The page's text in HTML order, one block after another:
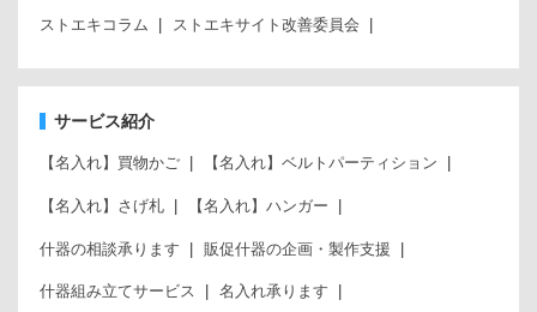
ストエキコラム ストエキサイト改善委員会
サービス紹介
【名入れ】買物かご 【名入れ】ベルトパーティション
【名入れ】さげ札 【名入れ】ハンガー
什器の相談承ります 販促什器の企画・製作支援
什器組み立てサービス 名入れ承ります